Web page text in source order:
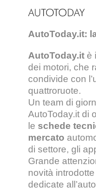
AutoToday.it:
AutoToday.it è
dei motori, che
condivide con
quattroruote.
Un team di
AutoToday.it di
le schede
mercato
di settore, gli
Grande
novità
dedicate